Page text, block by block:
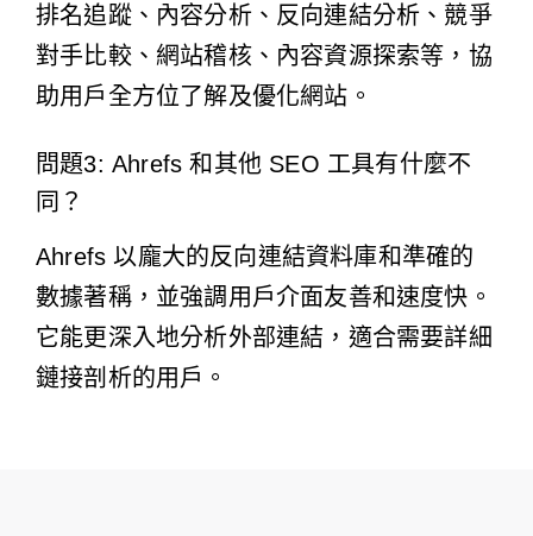
排名追蹤、內容分析、反向連結分析、競爭
對手比較、網站稽核、內容資源探索等，協
助用戶全方位了解及優化網站。
問題3: Ahrefs 和其他 SEO 工具有什麼不
同？
Ahrefs 以龐大的反向連結資料庫和準確的
數據著稱，並強調用戶介面友善和速度快。
它能更深入地分析外部連結，適合需要詳細
鏈接剖析的用戶。